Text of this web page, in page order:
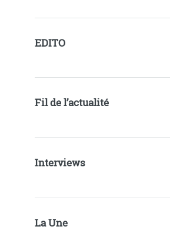
EDITO
Fil de l’actualité
Interviews
La Une